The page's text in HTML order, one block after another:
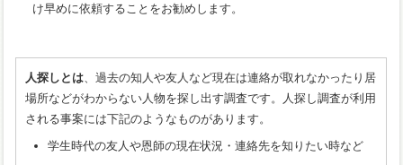
け早めに依頼することをお勧めします。
人探しとは 、過去の知人や友人など現在は連絡が取れなかったり居
場所などがわからない人物を探し出す調査です。人探し調査が利用
される事案には下記のようなものがあります。
学生時代の友人や恩師の現在状況・連絡先を知りたい時など